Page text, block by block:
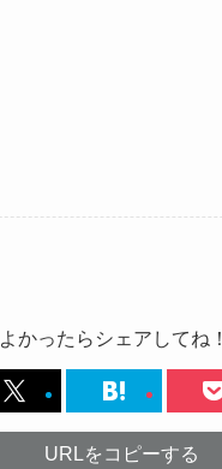
よかったらシェアしてね！
URLをコピーする